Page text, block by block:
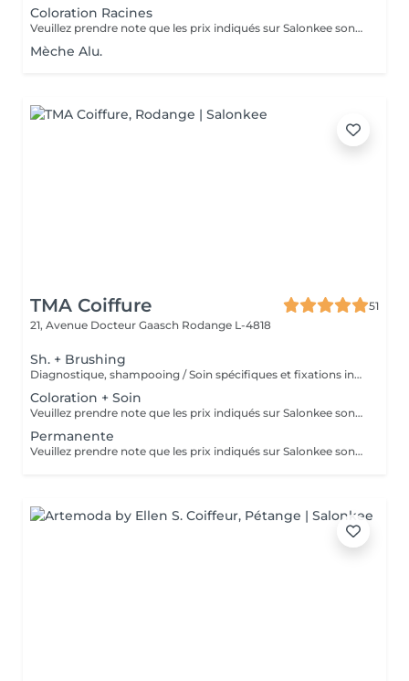
Coloration Racines
Veuillez prendre note que les prix indiqués sur Salonkee sont communiqués à titre informatif et s'entendent de base. Ces derniers sont susceptibles de varier selon le diagnostic réalisé à votre arrivée au salon et l'expertise du professionnel à qui vous confiez votre beauté. Dans tous les cas, un devis précis vous sera proposé et toutes réalisations de prestations seront effectuées avec votre accord. Un grand merci d'avance pour votre compréhension. Au plaisir de vous recevoir très vite.
Mèche Alu.
TMA Coiffure
51
21, Avenue Docteur Gaasch Rodange L-4818
Sh. + Brushing
Diagnostique, shampooing / Soin spécifiques et fixations inclus
Coloration + Soin
Veuillez prendre note que les prix indiqués sur Salonkee sont communiqués à titre informatif et s'entendent de base. Ces derniers sont susceptibles de varier selon le diagnostic réalisé à votre arrivée au salon et l'expertise du professionnel à qui vous confiez votre beauté. Dans tous les cas, un devis précis vous sera proposé et toutes réalisations de prestations seront effectuées avec votre accord. Un grand merci d'avance pour votre compréhension. Au plaisir de vous revoir très vite.
Permanente
Veuillez prendre note que les prix indiqués sur Salonkee sont communiqués à titre informatif et s'entendent de base. Ces derniers sont susceptibles de varier selon le diagnostic réalisé à votre arrivée au salon et l'expertise du professionnel à qui vous confiez votre beauté. Dans tous les cas, un devis précis vous sera proposé et toutes réalisations de prestations seront effectuées avec votre accord. Un grand merci d'avance pour votre compréhension. Au plaisir de vous revoir très vite.